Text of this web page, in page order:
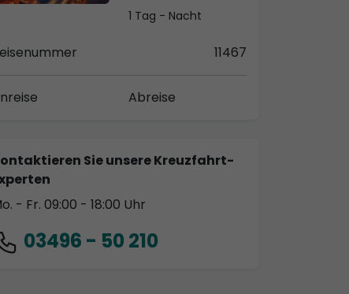
1 Tag - Nacht
11467
Abreise
Sie unsere Kreuzfahrt-
- Fr. 09:00 - 18:00 Uhr
03496 - 50 210